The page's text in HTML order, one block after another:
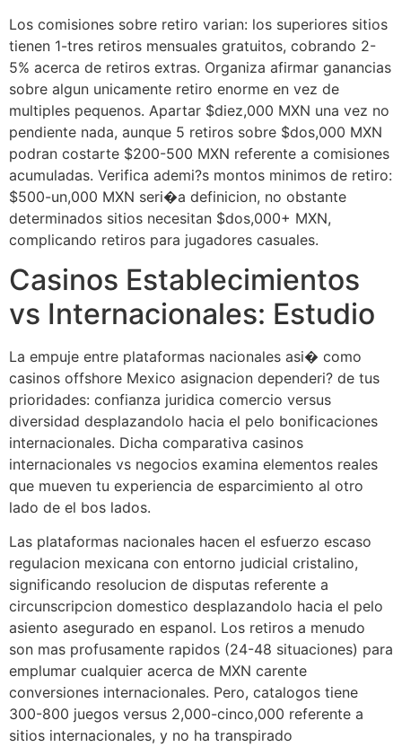
Los comisiones sobre retiro varian: los superiores sitios
tienen 1-tres retiros mensuales gratuitos, cobrando 2-
5% acerca de retiros extras. Organiza afirmar ganancias
sobre algun unicamente retiro enorme en vez de
multiples pequenos. Apartar $diez,000 MXN una vez no
pendiente nada, aunque 5 retiros sobre $dos,000 MXN
podran costarte $200-500 MXN referente a comisiones
acumuladas. Verifica ademi?s montos minimos de retiro:
$500-un,000 MXN seri�a definicion, no obstante
determinados sitios necesitan $dos,000+ MXN,
complicando retiros para jugadores casuales.
Casinos Establecimientos
vs Internacionales: Estudio
La empuje entre plataformas nacionales asi� como
casinos offshore Mexico asignacion dependeri? de tus
prioridades: confianza juridica comercio versus
diversidad desplazandolo hacia el pelo bonificaciones
internacionales. Dicha comparativa casinos
internacionales vs negocios examina elementos reales
que mueven tu experiencia de esparcimiento al otro
lado de el bos lados.
Las plataformas nacionales hacen el esfuerzo escaso
regulacion mexicana con entorno judicial cristalino,
significando resolucion de disputas referente a
circunscripcion domestico desplazandolo hacia el pelo
asiento asegurado en espanol. Los retiros a menudo
son mas profusamente rapidos (24-48 situaciones) para
emplumar cualquier acerca de MXN carente
conversiones internacionales. Pero, catalogos tiene
300-800 juegos versus 2,000-cinco,000 referente a
sitios internacionales, y no ha transpirado